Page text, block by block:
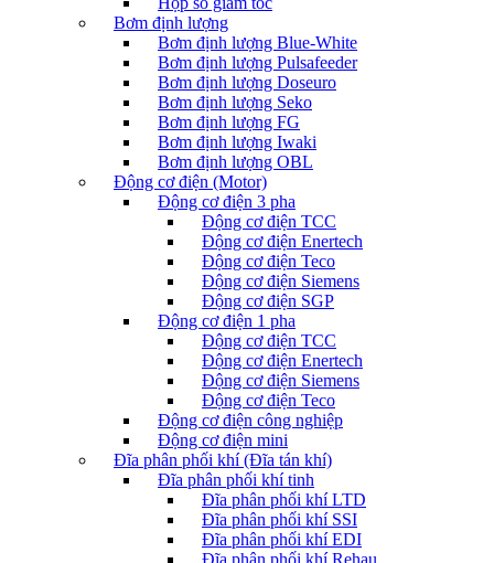
Bơm định lượng
Bơm định lượng Blue-White
Bơm định lượng Pulsafeeder
Bơm định lượng Doseuro
Bơm định lượng Seko
Bơm định lượng FG
Bơm định lượng Iwaki
Bơm định lượng OBL
Động cơ điện (Motor)
Động cơ điện 3 pha
Động cơ điện TCC
Động cơ điện Enertech
Động cơ điện Teco
Động cơ điện Siemens
Động cơ điện SGP
Động cơ điện 1 pha
Động cơ điện TCC
Động cơ điện Enertech
Động cơ điện Siemens
Động cơ điện Teco
Động cơ điện công nghiệp
Động cơ điện mini
Đĩa phân phối khí (Đĩa tán khí)
Đĩa phân phối khí tinh
Đĩa phân phối khí LTD
Đĩa phân phối khí SSI
Đĩa phân phối khí EDI
Đĩa phân phối khí Rehau